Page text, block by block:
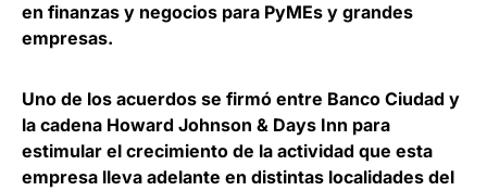
en finanzas y negocios para PyMEs y grandes
empresas.
Uno de los acuerdos se firmó entre Banco Ciudad y
la cadena Howard Johnson & Days Inn para
estimular el crecimiento de la actividad que esta
empresa lleva adelante en distintas localidades del